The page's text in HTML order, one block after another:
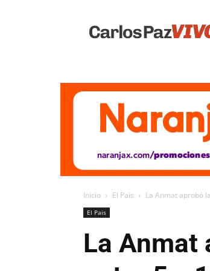
Vivo
Inicio El Pais La Anmat aprobó
El Pais
La Anmat